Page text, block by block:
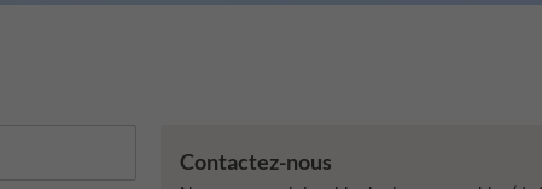
Contactez-nous